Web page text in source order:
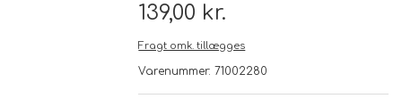
Brand
Te
139,00 kr.
Fragt omk. tillægges
Varenummer: 71002280